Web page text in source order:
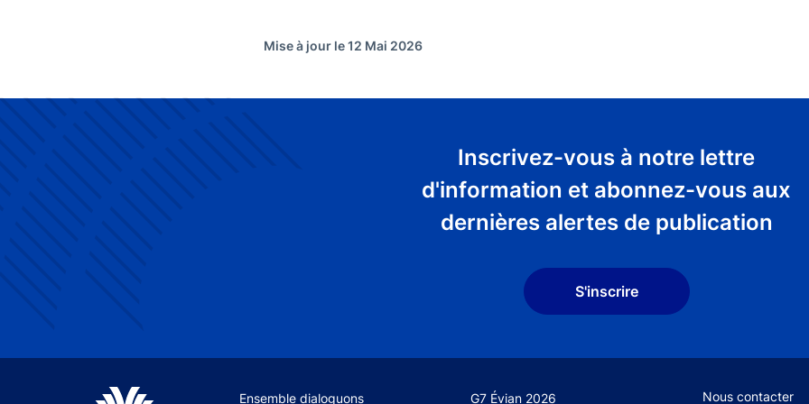
Mise à jour le 12 Mai 2026
Inscrivez-vous à notre lettre
d'information et abonnez-vous aux
dernières alertes de publication
S'inscrire
Site navigation
Ensemble dialoguons G7 Évian 2026 Footer secondary
Nous contacter